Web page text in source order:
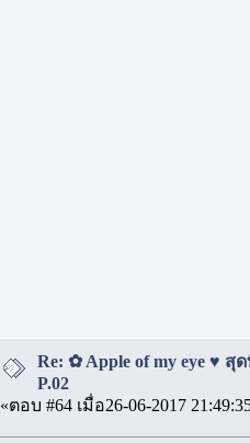
Re: ✿ Apple of my eye ♥
P.02
«ตอบ #64 เมื่อ26-06-2017